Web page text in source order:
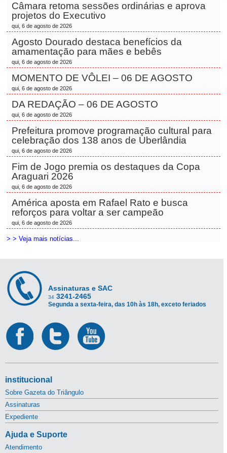
Câmara retoma sessões ordinárias e aprova
projetos do Executivo
qui, 6 de agosto de 2026
Agosto Dourado destaca benefícios da
amamentação para mães e bebês
qui, 6 de agosto de 2026
MOMENTO DE VÔLEI – 06 DE AGOSTO
qui, 6 de agosto de 2026
DA REDAÇÃO – 06 DE AGOSTO
qui, 6 de agosto de 2026
Prefeitura promove programação cultural para
celebração dos 138 anos de Uberlândia
qui, 6 de agosto de 2026
Fim de Jogo premia os destaques da Copa
Araguari 2026
qui, 6 de agosto de 2026
América aposta em Rafael Rato e busca
reforços para voltar a ser campeão
qui, 6 de agosto de 2026
> > Veja mais notícias...
Assinaturas e SAC
34 3241-2465
Segunda a sexta-feira, das 10h às 18h, exceto feriados
institucional
Sobre Gazeta do Triângulo
Assinaturas
Expediente
Ajuda e Suporte
Atendimento